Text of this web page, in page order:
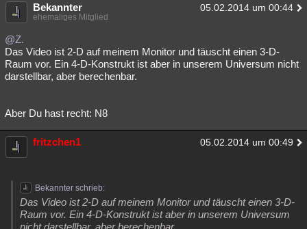
Bekannter 05.02.2014 um 00:44
ehemaliges Mitglied
@Z.
Das Video ist 2-D auf meinem Monitor und täuscht einen 3-D-
Raum vor. Ein 4-D-Konstrukt ist aber in unserem Universum nicht
darstellbar, aber berechenbar.
Aber Du hast recht: N8
fritzchen1 05.02.2014 um 00:49
Bekannter schrieb:
Das Video ist 2-D auf meinem Monitor und täuscht einen 3-D-
Raum vor. Ein 4-D-Konstrukt ist aber in unserem Universum
nicht darstellbar, aber berechenbar.